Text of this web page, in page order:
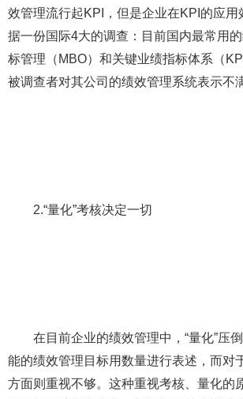
效管理流行起KPI，但是企业在KPI的应用
据一份国际4大的调查：目前国内最常用
标管理（MBO）和关键业绩指标体系（
被调查者对其公司的绩效管理系统表示不
2.“量化”考核决定一切
在目前企业的绩效管理中，“量化”压
能的绩效管理目标用数量进行表述，而对
方面则重视不够。这种重视考核、量化的